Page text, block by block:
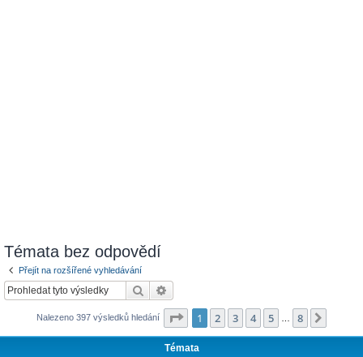
Témata bez odpovědí
Přejít na rozšířené vyhledávání
Hledat
Nalezeno 397 výsledků hledání Stránka z
1 2 3 4 5 8
Témata